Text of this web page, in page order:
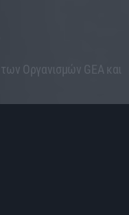
Οργανισμών GEA και